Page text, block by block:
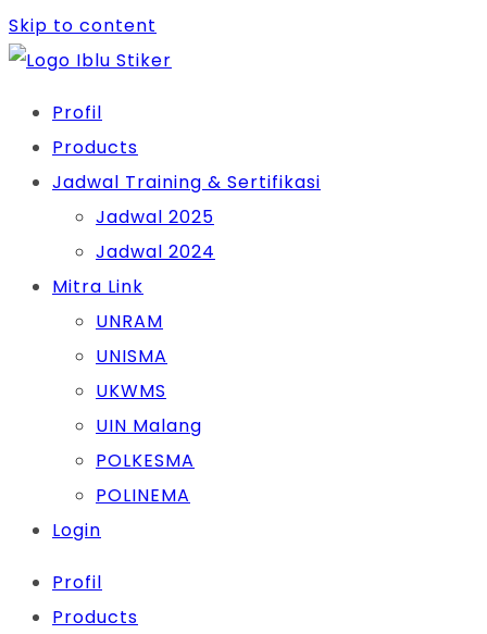
Skip to content
Profil
Products
Jadwal Training & Sertifikasi
Jadwal 2025
Jadwal 2024
Mitra Link
UNRAM
UNISMA
UKWMS
UIN Malang
POLKESMA
POLINEMA
Login
Profil
Products